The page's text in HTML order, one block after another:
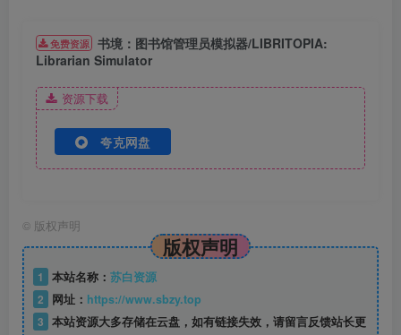
免费资源 书境：图书馆管理员模拟器/LIBRITOPIA:
Librarian Simulator
资源下载
夸克网盘
© 版权声明
版权声明
1 本站名称： 苏白资源
2
网址： https://www.sbzy.top
3 本站资源大多存储在云盘，如有链接失效，请留言反馈站长更